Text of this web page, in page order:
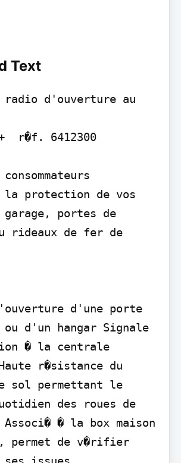
Text
radio d'ouverture au
r�f. 6412300
la protection de vos
garage, portes de
rideaux de fer de
d'une porte
ou d'un hangar Signale
� la centrale
r�sistance du
sol permettant le
des roues de
� la box maison
permet de v�rifier